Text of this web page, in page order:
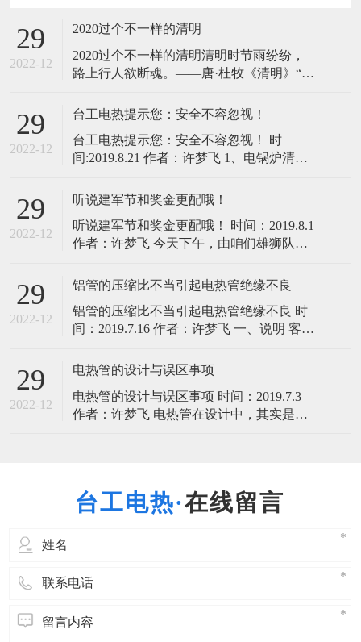
29
2022-12
2020过个不一样的清明
2020过个不一样的清明​​清明时节雨纷纷，
路上行人欲断魂。——唐·杜牧《清明》“清
花，处处给人以清新明朗、欣欣向荣的感
个扫墓祭祖的肃穆节日，也是人们亲近自
然、踏青游玩、享受春天乐趣的欢乐节
29
2022-12
台工电热提示您：安全不容忽视！
台工电热提示您：安全不容忽视！ 时
间:2019.8.21 作者：许梦飞 1、电锅炉清洗
经过一个夏天停运行后，铜管被腐蚀穿
洗，放入带NO₃﹣的酸性物质除水垢，清洗
过后，带酸
29
2022-12
听说建军节和奖金更配哦！
听说建军节和奖金更配哦！ 时间：2019.8.1
作者：许梦飞 今天下午，由咱们雄狮队司
议首先对各家企业在做网销过程中存在的
一些问题针对性的提出了改进意见，并对
此次争霸赛做出总结，指出普遍存在问
题，然后共享优秀企业的网销经验，而收
29
2022-12
铝管的压缩比不当引起电热管绝缘不良
铝管的压缩比不当引起电热管绝缘不良 时
间：2019.7.16 作者：许梦飞 一、说明 客户
Bondy管的性能较好，但用铝管制造的电热
良，影响正常生产，请速告之相应对策和
处理办法。
29
2022-12
电热管的设计与误区事项
电热管的设计与误区事项 时间：2019.7.3
作者：许梦飞 电热管在设计中，其实是有
等要求；
在线留言